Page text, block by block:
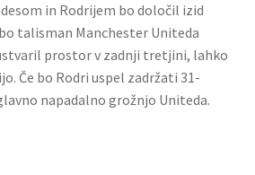
in Rodrijem bo določil izid
talisman Manchester Uniteda
prostor v zadnji tretjini, lahko
Če bo Rodri uspel zadržati 31-
napadalno grožnjo Uniteda.